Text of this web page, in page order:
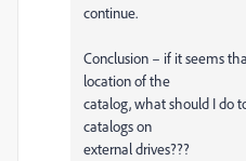
continue.
Conclusion – if it seems
location of the
catalog, what should I do
catalogs on
external drives???